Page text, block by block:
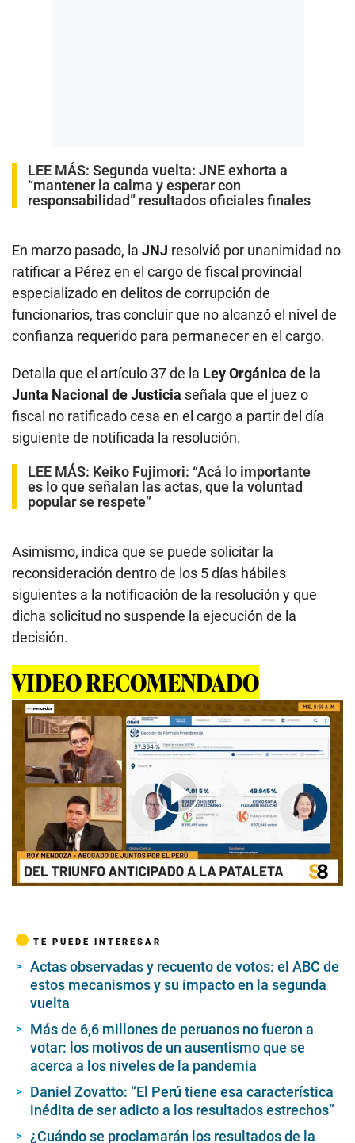
LEE MÁS: Segunda vuelta: JNE exhorta a
“mantener la calma y esperar con
responsabilidad” resultados oficiales finales
En marzo pasado, la JNJ resolvió por unanimidad no
ratificar a Pérez en el cargo de fiscal provincial
especializado en delitos de corrupción de
funcionarios, tras concluir que no alcanzó el nivel de
confianza requerido para permanecer en el cargo.
Detalla que el artículo 37 de la Ley Orgánica de la
Junta Nacional de Justicia señala que el juez o
fiscal no ratificado cesa en el cargo a partir del día
siguiente de notificada la resolución.
LEE MÁS: Keiko Fujimori: “Acá lo importante
es lo que señalan las actas, que la voluntad
popular se respete”
Asimismo, indica que se puede solicitar la
reconsideración dentro de los 5 días hábiles
siguientes a la notificación de la resolución y que
dicha solicitud no suspende la ejecución de la
decisión.
VIDEO RECOMENDADO
00:00/13:40
TE PUEDE INTERESAR
Actas observadas y recuento de votos: el ABC de
estos mecanismos y su impacto en la segunda
vuelta
Más de 6,6 millones de peruanos no fueron a
votar: los motivos de un ausentismo que se
acerca a los niveles de la pandemia
Daniel Zovatto: “El Perú tiene esa característica
inédita de ser adicto a los resultados estrechos”
¿Cuándo se proclamarán los resultados de la